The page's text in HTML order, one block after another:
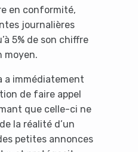
en conformité,
journalières
5% de son chiffre
moyen.
a immédiatement
de faire appel
que celle-ci ne
la réalité d’un
petites annonces